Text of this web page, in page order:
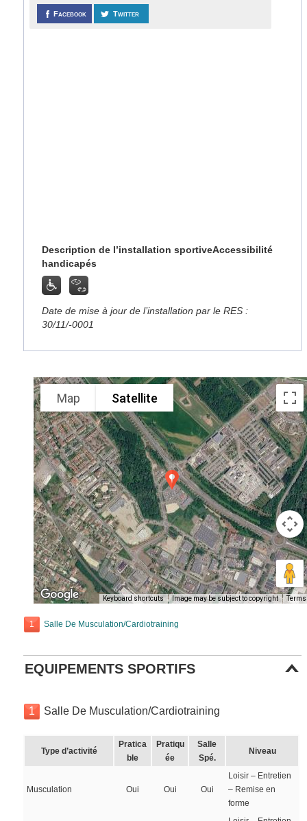
Facebook Twitter
Description de l’installation sportiveAccessibilité
handicapés
Date de mise à jour de l’installation par le RES :
30/11/-0001
Map Satellite
Keyboard shortcuts Image may be subject to copyright Terms
1 Salle De Musculation/Cardiotraining
EQUIPEMENTS SPORTIFS
1 Salle De Musculation/Cardiotraining
Type d’activité
Pratica
ble
Pratiqu
ée
Salle
Spé.
Niveau
Musculation Oui Oui Oui
Loisir – Entretien
– Remise en
forme